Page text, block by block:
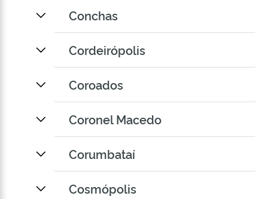
Conchas
Cordeirópolis
Coroados
Coronel Macedo
Corumbataí
Cosmópolis